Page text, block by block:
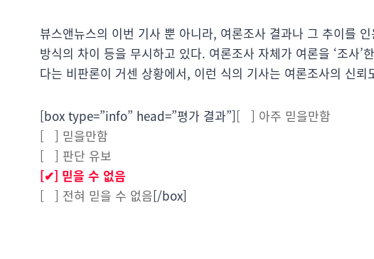
뷰스앤뉴스의 이번 기사 뿐 아니라, 여론조사 결과나 그 추이를
방식의 차이 등을 무시하고 있다. 여론조사 자체가 여론을 ‘조사’
다는 비판론이 거센 상황에서, 이런 식의 기사는 여론조사의 신
[box type=”info” head=”평가 결과”][ ] 아주 믿을만함
[ ] 믿을만함
[ ] 판단 유보
[✔] 믿을 수 없음
[ ] 전혀 믿을 수 없음[/box]